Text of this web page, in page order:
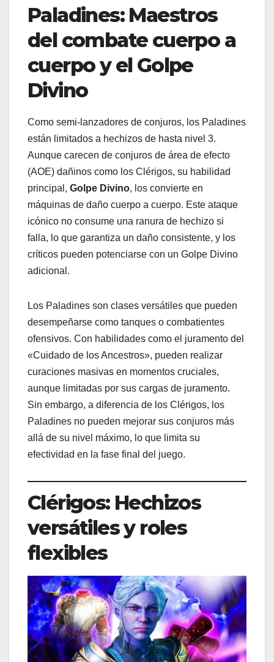
Paladines: Maestros
del combate cuerpo a
cuerpo y el Golpe
Divino
Como semi-lanzadores de conjuros, los Paladines
están limitados a hechizos de hasta nivel 3.
Aunque carecen de conjuros de área de efecto
(AOE) dañinos como los Clérigos, su habilidad
principal, Golpe Divino, los convierte en
máquinas de daño cuerpo a cuerpo. Este ataque
icónico no consume una ranura de hechizo si
falla, lo que garantiza un daño consistente, y los
críticos pueden potenciarse con un Golpe Divino
adicional.
Los Paladines son clases versátiles que pueden
desempeñarse como tanques o combatientes
ofensivos. Con habilidades como el juramento del
«Cuidado de los Ancestros», pueden realizar
curaciones masivas en momentos cruciales,
aunque limitadas por sus cargas de juramento.
Sin embargo, a diferencia de los Clérigos, los
Paladines no pueden mejorar sus conjuros más
allá de su nivel máximo, lo que limita su
efectividad en la fase final del juego.
Clérigos: Hechizos
versátiles y roles
flexibles